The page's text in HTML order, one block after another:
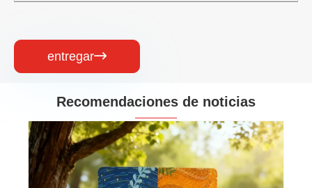
entregar
Recomendaciones de noticias